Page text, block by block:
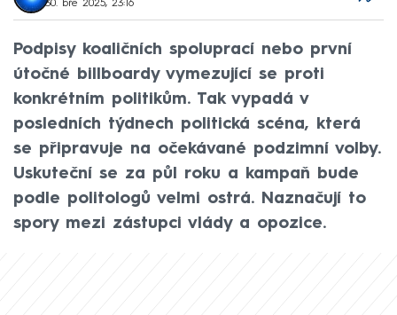
30. bře 2025, 23:16
Podpisy koaličních spoluprací nebo první
útočné billboardy vymezující se proti
konkrétním politikům. Tak vypadá v
posledních týdnech politická scéna, která
se připravuje na očekávané podzimní volby.
Uskuteční se za půl roku a kampaň bude
podle politologů velmi ostrá. Naznačují to
spory mezi zástupci vlády a opozice.